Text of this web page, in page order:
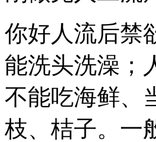
你好人流后禁
能洗头洗澡；
不能吃海鲜、
枝、桔子。一